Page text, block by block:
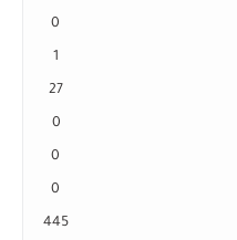
0
1
27
0
0
0
445